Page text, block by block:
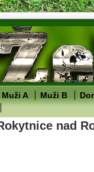
Muži A Muži B
nad